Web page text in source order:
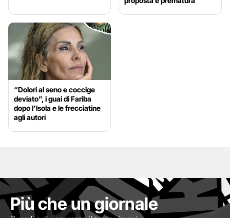
“Dolori al seno e coccige
deviato”, i guai di Fariba
dopo l’Isola e le frecciatine
agli autori
Più che un giornale